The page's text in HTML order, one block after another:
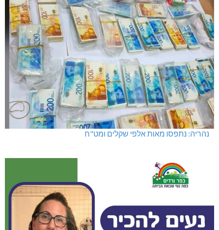
נהריה: נתפסו מאות אלפי שקלים ומט"ח